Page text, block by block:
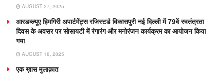
AUGUST 27, 2025
आरडब्ल्यूए हिमगिरी अपार्टमेंट्स रजिस्टर्ड विकासपुरी नई दिल्ली में 79वें स्वतंत्रता
दिवस के अवसर पर सोसायटी में रंगारंग और मनोरंजन कार्यक्रम का आयोजन किया
गया
AUGUST 18, 2025
एक ख़ास मुलाक़ात